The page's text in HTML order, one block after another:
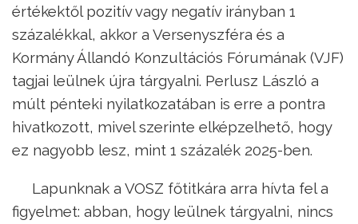
értékektől pozitív vagy negatív irányban 1
százalékkal, akkor a Versenyszféra és a
Kormány Állandó Konzultációs Fórumának (VJF)
tagjai leülnek újra tárgyalni. Perlusz László a
múlt pénteki nyilatkozatában is erre a pontra
hivatkozott, mivel szerinte elképzelhető, hogy
ez nagyobb lesz, mint 1 százalék 2025-ben.
Lapunknak a VOSZ főtitkára arra hívta fel a
figyelmet: abban, hogy leülnek tárgyalni, nincs